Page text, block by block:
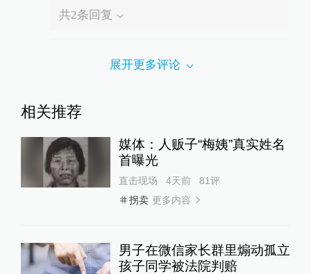
共2条回复
展开更多评论
相关推荐
媒体：人贩子“梅姨”真实姓名
首曝光
直击现场 4天前 81评
拐卖 更多内容
男子在微信家长群里煽动孤立
孩子同学被法院判赔